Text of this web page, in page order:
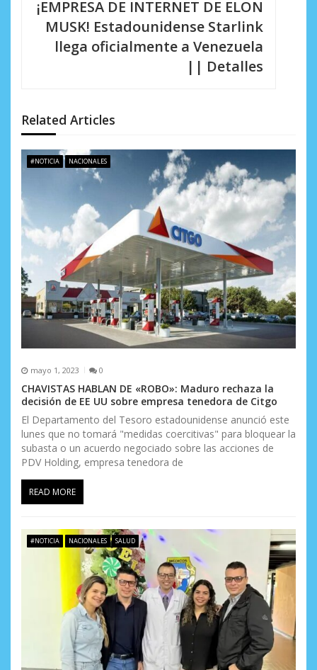
e
n
r
a
d
a
s
¡EMPRESA DE INTERNET DE ELON
MUSK! Estadounidense Starlink
llega oficialmente a Venezuela
|| Detalles
Related Articles
#NOTICIA NACIONALES
mayo 1, 2023 0
CHAVISTAS HABLAN DE «ROBO»: Maduro rechaza la
decisión de EE UU sobre empresa tenedora de Citgo
El Departamento del Tesoro estadounidense anunció este
lunes que no tomará "medidas coercitivas" para bloquear la
subasta o un acuerdo negociado sobre las acciones de
PDV Holding, empresa tenedora de
READ MORE
#NOTICIA NACIONALES SALUD